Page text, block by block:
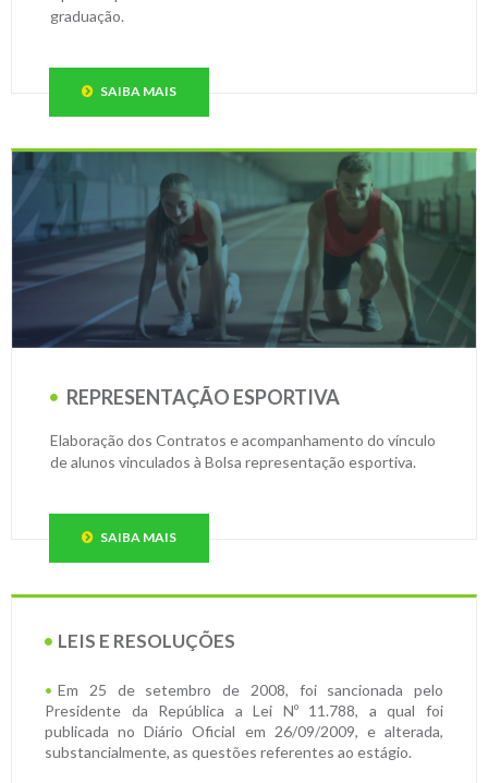
graduação.
SAIBA MAIS
REPRESENTAÇÃO ESPORTIVA
Elaboração dos Contratos e acompanhamento do vínculo
de alunos vinculados à Bolsa representação esportiva.
SAIBA MAIS
LEIS E RESOLUÇÕES
Em 25 de setembro de 2008, foi sancionada pelo
Presidente da República a Lei Nº 11.788, a qual foi
publicada no Diário Oficial em 26/09/2009, e alterada,
substancialmente, as questões referentes ao estágio.